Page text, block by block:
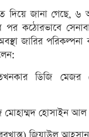
দিয়ে জানা গেছে, ৬
পর কঠোরভাবে
জারির পরিকল্পনা
ডিজি মেজর
হোসাইন